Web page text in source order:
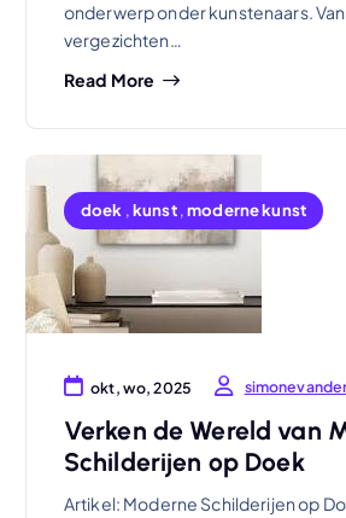
onderwerp onder kunstenaars.
vergezichten…
Read More
doek ,kunst,moderne kunst
okt, wo, 2025
Verken de Wereld van
Schilderijen op Doek
Artikel: Moderne Schilderijen op